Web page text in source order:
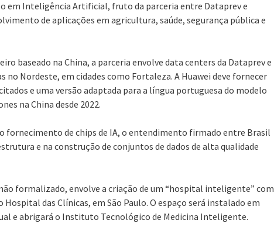
em Inteligência Artificial, fruto da parceria entre Dataprev e
de aplicações em agricultura, saúde, segurança pública e
baseado na China, a parceria envolve data centers da Dataprev e
no Nordeste, em cidades como Fortaleza. A Huawei deve fornecer
e uma versão adaptada para a língua portuguesa do modelo
na China desde 2022.
fornecimento de chips de IA, o entendimento firmado entre Brasil
e na construção de conjuntos de dados de alta qualidade
formalizado, envolve a criação de um “hospital inteligente” com
das Clínicas, em São Paulo. O espaço será instalado em
e abrigará o Instituto Tecnológico de Medicina Inteligente.